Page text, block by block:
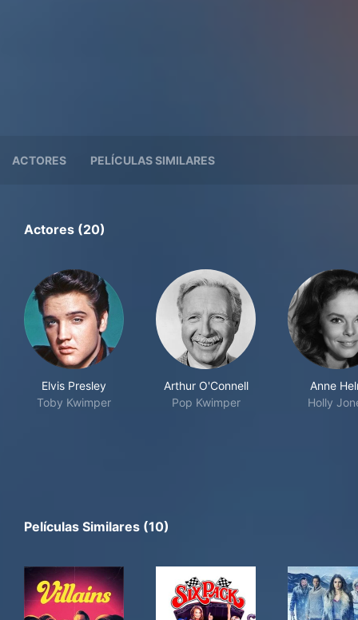
ACTORES PELÍCULAS SIMILARES
Actores (20)
Elvis Presley
Toby Kwimper
Arthur O'Connell
Pop Kwimper
Anne
Holly
Películas Similares (10)